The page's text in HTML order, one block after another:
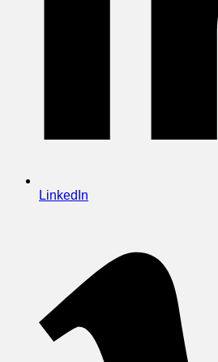
LinkedIn